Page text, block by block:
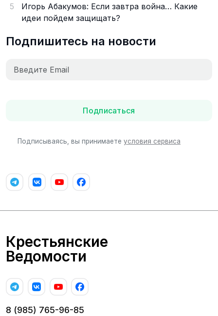
5
Игорь Абакумов: Если завтра война… Какие
идеи пойдем защищать?
Подпишитесь на новости
Подписаться
Подписываясь, вы принимаете условия сервиса
Крестьянские
Ведомости
8 (985) 765-96-85